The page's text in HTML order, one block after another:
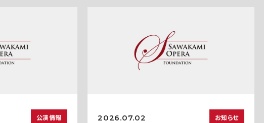
公演情報 2026.07.02 お知らせ